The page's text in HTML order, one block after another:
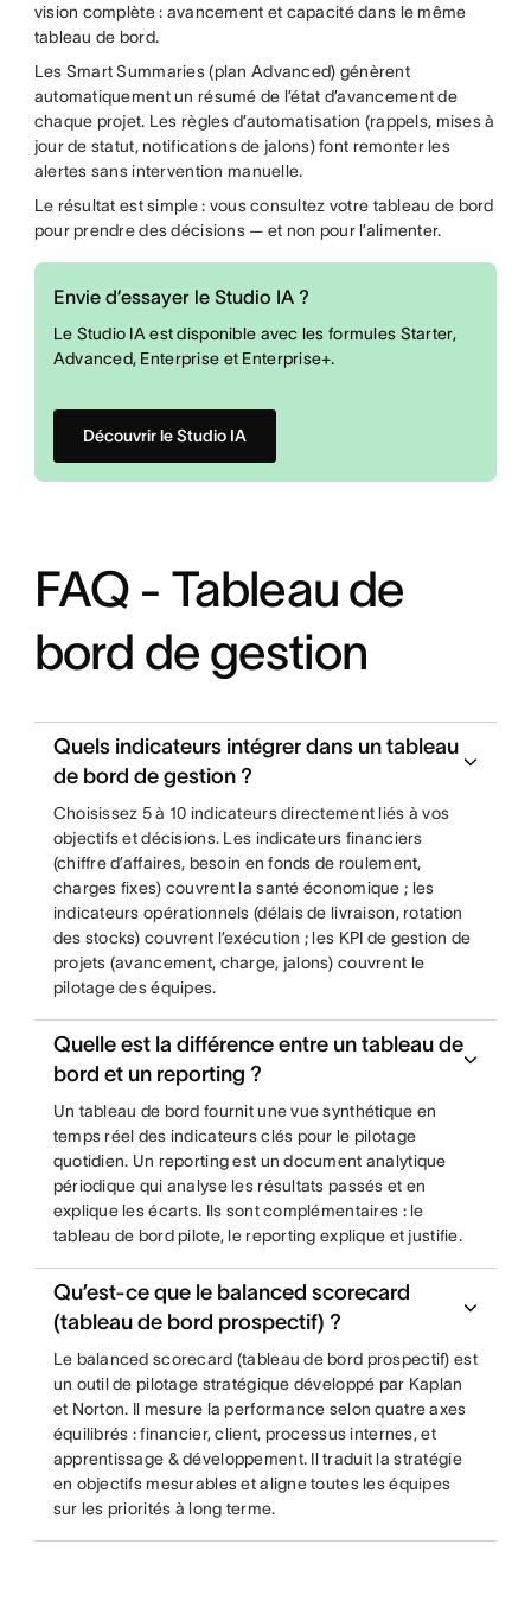
vision complète : avancement et capacité dans le même
tableau de bord.
Les Smart Summaries (plan Advanced) génèrent
automatiquement un résumé de l’état d’avancement de
chaque projet. Les règles d’automatisation (rappels, mises à
jour de statut, notifications de jalons) font remonter les
alertes sans intervention manuelle.
Le résultat est simple : vous consultez votre tableau de bord
pour prendre des décisions — et non pour l’alimenter.
Envie d’essayer le Studio IA ?
Le Studio IA est disponible avec les formules Starter,
Advanced, Enterprise et Enterprise+.
Découvrir le Studio IA
FAQ - Tableau de
bord de gestion
Quels indicateurs intégrer dans un tableau
de bord de gestion ?
Choisissez 5 à 10 indicateurs directement liés à vos
objectifs et décisions. Les indicateurs financiers
(chiffre d’affaires, besoin en fonds de roulement,
charges fixes) couvrent la santé économique ; les
indicateurs opérationnels (délais de livraison, rotation
des stocks) couvrent l’exécution ; les KPI de gestion de
projets (avancement, charge, jalons) couvrent le
pilotage des équipes.
Quelle est la différence entre un tableau de
bord et un reporting ?
Un tableau de bord fournit une vue synthétique en
temps réel des indicateurs clés pour le pilotage
quotidien. Un reporting est un document analytique
périodique qui analyse les résultats passés et en
explique les écarts. Ils sont complémentaires : le
tableau de bord pilote, le reporting explique et justifie.
Qu’est-ce que le balanced scorecard
(tableau de bord prospectif) ?
Le balanced scorecard (tableau de bord prospectif) est
un outil de pilotage stratégique développé par Kaplan
et Norton. Il mesure la performance selon quatre axes
équilibrés : financier, client, processus internes, et
apprentissage & développement. Il traduit la stratégie
en objectifs mesurables et aligne toutes les équipes
sur les priorités à long terme.